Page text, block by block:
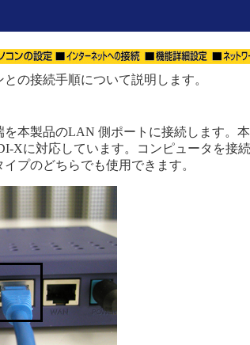
の接続手順について説明します。
を本製品のLAN 側ポートに接続します。
に対応しています。コンピュータを接
プのどちらでも使用できます。